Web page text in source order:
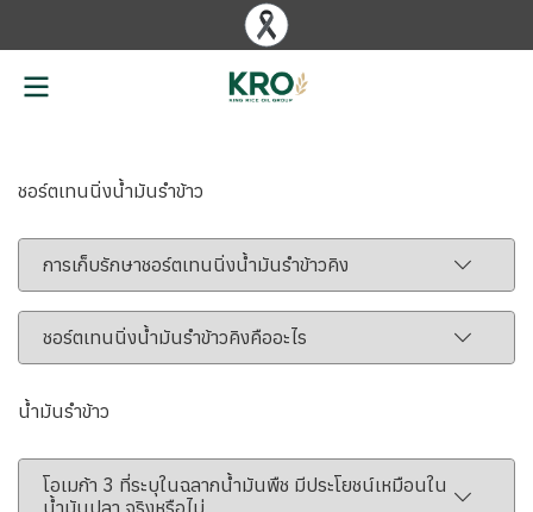
ชอร์ตเทนนิ่งน้ำมันรำข้าว
การเก็บรักษาชอร์ตเทนนิ่งน้ำมันรำข้าวคิง
ชอร์ตเทนนิ่งน้ำมันรำข้าวคิงคืออะไร
น้ำมันรำข้าว
โอเมก้า 3 ที่ระบุในฉลากน้ำมันพืช มีประโยชน์เหมือนใน
น้ำมันปลา จริงหรือไม่